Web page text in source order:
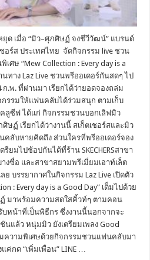
ด เมื่อ “มิว–ศุภศิษฏ์ จงชีวีวัฒน์” แบรนด์
อร์ส ประเทศไทย จัดกิจกรรม live ชวน
ศษ “Mew Collection : Every day is a
นทาง Laz Live ชวนพรีออเดอร์กันสดๆ ไป
ก.พ. ที่ผ่านมา เรียกได้ว่ายอดจองถล่ม
รรมให้แฟนคลับได้ร่วมสนุก ตามเก็บ
ลูซีฟ ได้แก่ กิจกรรมชวนบอกเลิฟมิว
ษฏ์ เรียกได้ว่างานนี้ สเก็ตเชอร์สและมิว
ลับหายคิดถึง ส่วนใครที่พรีออเดอร์จอง
ยมไปช้อปกันได้ที่ร้าน SKECHERSสาขา
งซื่อ และสาขาสยามพรีเมี่ยมเอาท์เล็ต
บรรยากาศในกิจกรรม Laz Live เปิดตัว
: Every day is a Good Day” เต็มไปด้วย
มาพร้อมความสดใสคิ้วท์ๆ ตามคอน
บหน้าที่เป็นพิธีกร ซึ่งงานนี้นอกจากจะ
แล้ว หนุ่มมิว ยังเตรียมเพลง Good
ความพิเศษด้วยกิจกรรมชวนแฟนคลับมา
ค่กด “เพิ่มเพื่อน” LINE …